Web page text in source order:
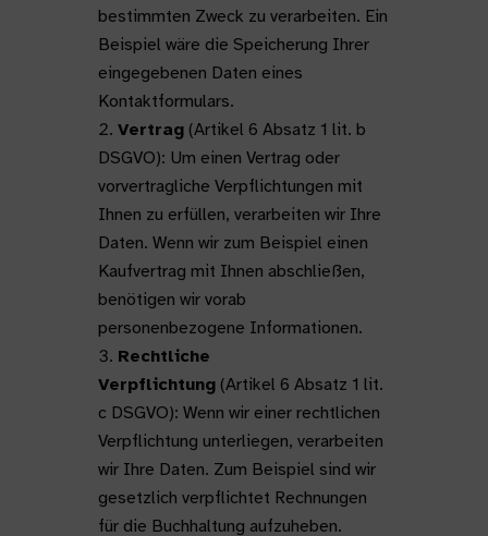
bestimmten Zweck zu verarbeiten. Ein
Beispiel wäre die Speicherung Ihrer
eingegebenen Daten eines
Kontaktformulars.
Vertrag(Artikel 6 Absatz 1 lit. b
DSGVO): Um einen Vertrag oder
vorvertragliche Verpflichtungen mit
Ihnen zu erfüllen, verarbeiten wir Ihre
Daten. Wenn wir zum Beispiel einen
Kaufvertrag mit Ihnen abschließen,
benötigen wir vorab
personenbezogene Informationen.
Rechtliche
Verpflichtung(Artikel 6 Absatz 1 lit.
c DSGVO): Wenn wir einer rechtlichen
Verpflichtung unterliegen, verarbeiten
wir Ihre Daten. Zum Beispiel sind wir
gesetzlich verpflichtet Rechnungen
für die Buchhaltung aufzuheben.